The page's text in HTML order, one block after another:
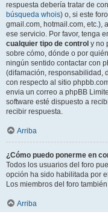
respuesta debería tratar de
búsqueda whois) o, si este
gmail.com, hotmail.com, etc.),
ese servicio. Por favor, tenga
cualquier tipo de control y no
sobre cómo, dónde o por
ningún sentido contactar con
(difamación, responsabilidad,
con respecto al sitio
envia un correo a phpBB
software esté dispuesto a
recibir respuesta.
Arriba
¿Cómo puedo ponerme en
Todos los usuarios del foro
opción ha sido habilitada por
Los miembros del foro
Arriba